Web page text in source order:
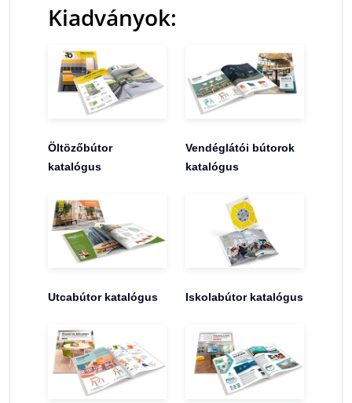
Kiadványok:
Öltözőbútor
katalógus
Vendéglátói bútorok
katalógus
Utcabútor katalógus Iskolabútor katalógus